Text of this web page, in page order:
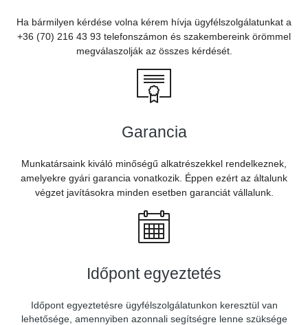
Ha bármilyen kérdése volna kérem hívja ügyfélszolgálatunkat a
+36 (70) 216 43 93 telefonszámon és szakembereink örömmel
megválaszolják az összes kérdését.
Garancia
Munkatársaink kiváló minőségű alkatrészekkel rendelkeznek,
amelyekre gyári garancia vonatkozik. Éppen ezért az általunk
végzet javításokra minden esetben garanciát vállalunk.
Időpont egyeztetés
Időpont egyeztetésre ügyfélszolgálatunkon keresztül van
lehetősége, amennyiben azonnali segítségre lenne szüksége